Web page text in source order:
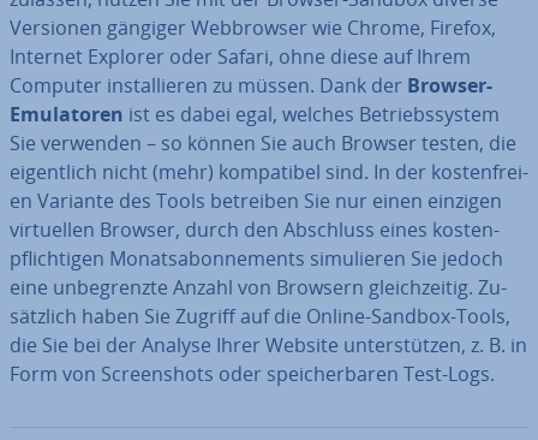
Versionen gängiger Web­brow­ser wie Chrome, Firefox,
Internet Explorer oder Safari, ohne diese auf Ihrem
Computer in­stal­lie­ren zu müssen. Dank der Browser-
Emu­la­to­ren ist es dabei egal, welches Be­triebs­sys­tem
Sie verwenden – so können Sie auch Browser testen, die
ei­gent­lich nicht (mehr) kom­pa­ti­bel sind. In der kos­ten­frei­
en Variante des Tools betreiben Sie nur einen einzigen
vir­tu­el­len Browser, durch den Abschluss eines kos­ten­
pflich­ti­gen Mo­nats­abon­ne­ments si­mu­lie­ren Sie jedoch
eine un­be­grenz­te Anzahl von Browsern gleich­zei­tig. Zu­
sätz­lich haben Sie Zugriff auf die Online-Sandbox-Tools,
die Sie bei der Analyse Ihrer Website un­ter­stüt­zen, z. B. in
Form von Screen­shots oder spei­cher­ba­ren Test-Logs.